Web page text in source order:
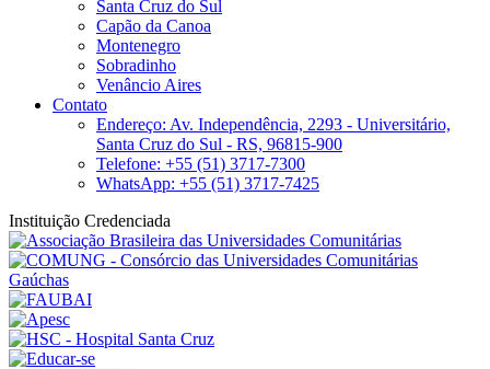
Santa Cruz do Sul
Capão da Canoa
Montenegro
Sobradinho
Venâncio Aires
Contato
Endereço: Av. Independência, 2293 - Universitário,
Santa Cruz do Sul - RS, 96815-900
Telefone: +55 (51) 3717-7300
WhatsApp: +55 (51) 3717-7425
Instituição Credenciada